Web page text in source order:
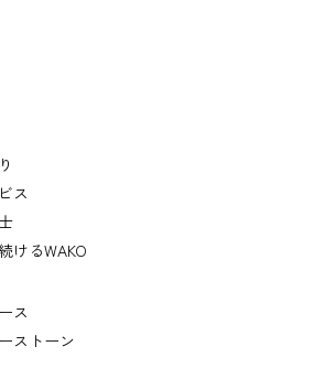
ス
けるWAKO
ス
ストーン